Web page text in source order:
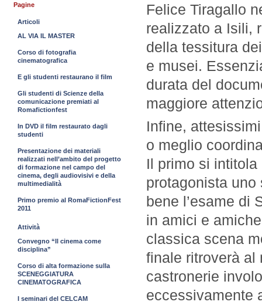
Felice Tiragallo
realizzato a Isili,
della tessitura
e musei.
durata del
maggiore
Infine,
o meglio
Il primo si intitola
protagonista uno
bene l’esame di
in amici e
classica scena
finale ritroverà al
castronerie
eccessivamente
Pagine
Articoli
AL VIA IL MASTER
Corso di fotografia
cinematografica
E gli studenti restaurano il film
Gli studenti di Scienze della
comunicazione premiati al
Romafictionfest
In DVD il film restaurato dagli
studenti
Presentazione dei materiali
realizzati nell’ambito del progetto
di formazione nel campo del
cinema, degli audiovisivi e della
multimedialità
Primo premio al RomaFictionFest
2011
Attività
Convegno “Il cinema come
disciplina”
Corso di alta formazione sulla
SCENEGGIATURA
CINEMATOGRAFICA
I seminari del CELCAM